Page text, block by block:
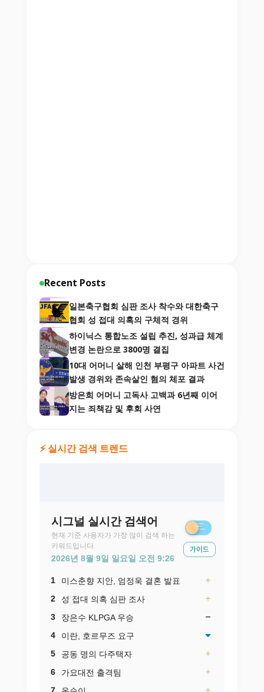
Recent Posts
일본축구협회 심판 조사 착수와 대한축구
협회 성 접대 의혹의 구체적 경위
하이닉스 통합노조 설립 추진, 성과급 체계
변경 논란으로 3800명 결집
10대 어머니 살해 인천 부평구 아파트 사건
발생 경위와 존속살인 혐의 체포 결과
방은희 어머니 고독사 고백과 6년째 이어
지는 죄책감 및 후회 사연
⚡ 실시간 검색 트렌드